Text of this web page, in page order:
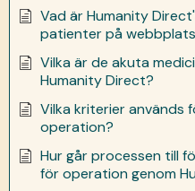
Vad är Humanity
patienter på
Vilka är de akuta
Humanity Direct?
Vilka kriterier
operation?
Hur går processen till
för operation genom